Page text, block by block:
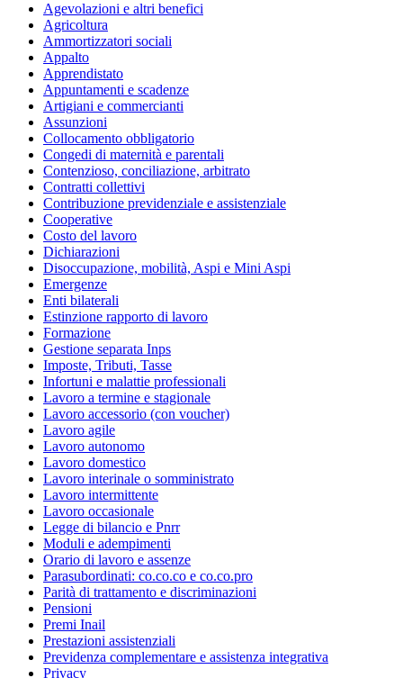
Agevolazioni e altri benefici
Agricoltura
Ammortizzatori sociali
Appalto
Apprendistato
Appuntamenti e scadenze
Artigiani e commercianti
Assunzioni
Collocamento obbligatorio
Congedi di maternità e parentali
Contenzioso, conciliazione, arbitrato
Contratti collettivi
Contribuzione previdenziale e assistenziale
Cooperative
Costo del lavoro
Dichiarazioni
Disoccupazione, mobilità, Aspi e Mini Aspi
Emergenze
Enti bilaterali
Estinzione rapporto di lavoro
Formazione
Gestione separata Inps
Imposte, Tributi, Tasse
Infortuni e malattie professionali
Lavoro a termine e stagionale
Lavoro accessorio (con voucher)
Lavoro agile
Lavoro autonomo
Lavoro domestico
Lavoro interinale o somministrato
Lavoro intermittente
Lavoro occasionale
Legge di bilancio e Pnrr
Moduli e adempimenti
Orario di lavoro e assenze
Parasubordinati: co.co.co e co.co.pro
Parità di trattamento e discriminazioni
Pensioni
Premi Inail
Prestazioni assistenziali
Previdenza complementare e assistenza integrativa
Privacy